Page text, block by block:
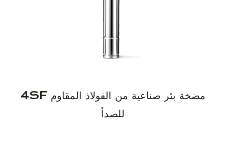
4SF مضخة بئر صناعية من الفولاذ المقاوم
للصدأ